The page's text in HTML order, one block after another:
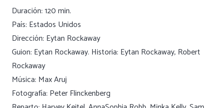
Duración: 120 min.
País: Estados Unidos
Dirección: Eytan Rockaway
Guion: Eytan Rockaway. Historia: Eytan Rockaway, Robert
Rockaway
Música: Max Aruj
Fotografía: Peter Flinckenberg